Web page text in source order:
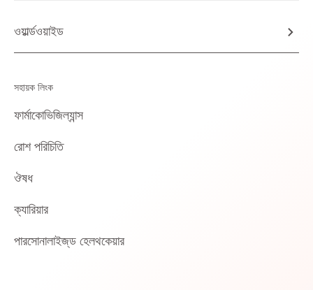
ওয়ার্ল্ডওয়াইড
সহায়ক লিংক
ফার্মাকোভিজিল্যান্স
রোশ পরিচিতি
ঔষধ
ক্যারিয়ার
পারসোনালাইজ্‌ড হেলথকেয়ার